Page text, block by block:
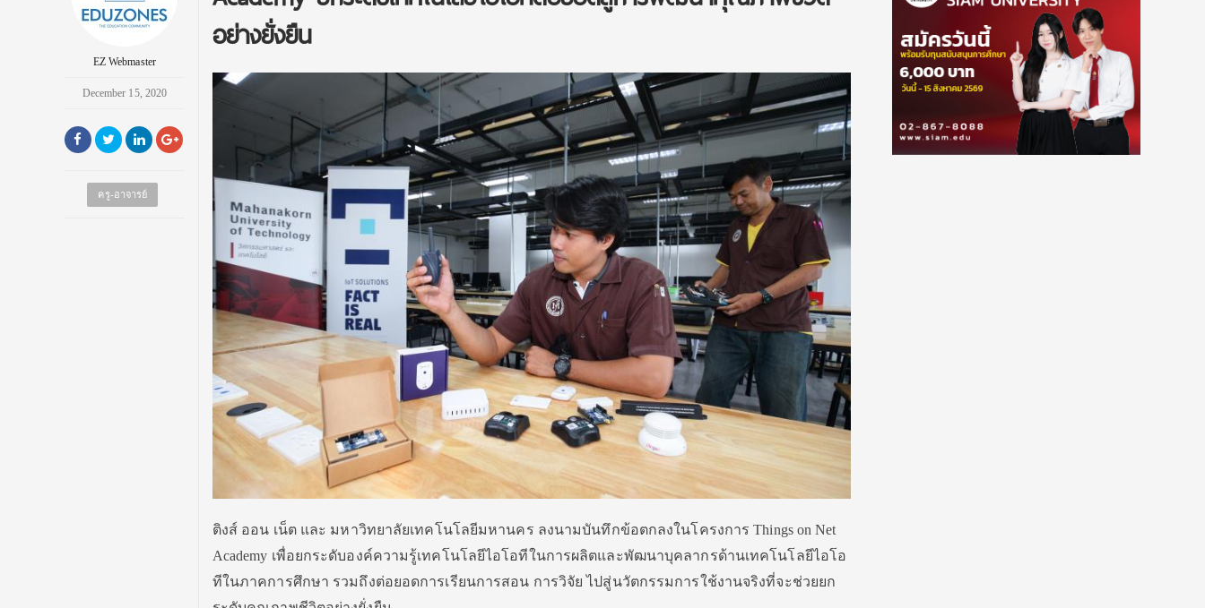
EZ Webmaster
December 15, 2020
ครู-อาจารย์
อย่างยั่งยืน
ติงส์ ออน เน็ต และ มหาวิทยาลัยเทคโนโลยีมหานคร ลงนามบันทึกข้อตกลงในโครงการ Things on Net
Academy เพื่อยกระดับองค์ความรู้เทคโนโลยีไอโอทีในการผลิตและพัฒนาบุคลากรด้านเทคโนโลยีไอโอ
ทีในภาคการศึกษา รวมถึงต่อยอดการเรียนการสอน การวิจัย ไปสู่นวัตกรรมการใช้งานจริงที่จะช่วยยก